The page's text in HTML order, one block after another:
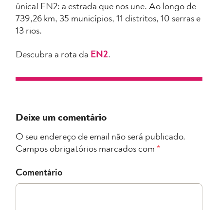
única! EN2: a estrada que nos une. Ao longo de
739,26 km, 35 municípios, 11 distritos, 10 serras e
13 rios.
Descubra a rota da EN2.
Deixe um comentário
O seu endereço de email não será publicado.
Campos obrigatórios marcados com *
Comentário